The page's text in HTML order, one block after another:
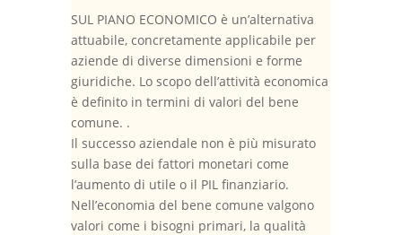
SUL PIANO ECONOMICO è un’alternativa
attuabile, concretamente applicabile per
aziende di diverse dimensioni e forme
giuridiche. Lo scopo dell’attività economica
è definito in termini di valori del bene
comune. .
Il successo aziendale non è più misurato
sulla base dei fattori monetari come
l’aumento di utile o il PIL finanziario.
Nell’economia del bene comune valgono
valori come i bisogni primari, la qualità